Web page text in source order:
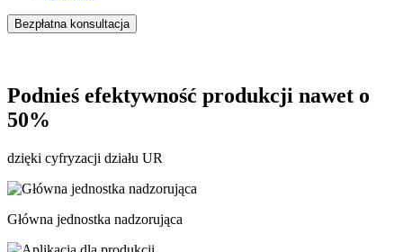
Bezpłatna konsultacja
Podnieś efektywność produkcji nawet o
50%
dzięki cyfryzacji działu UR
Główna jednostka nadzorująca